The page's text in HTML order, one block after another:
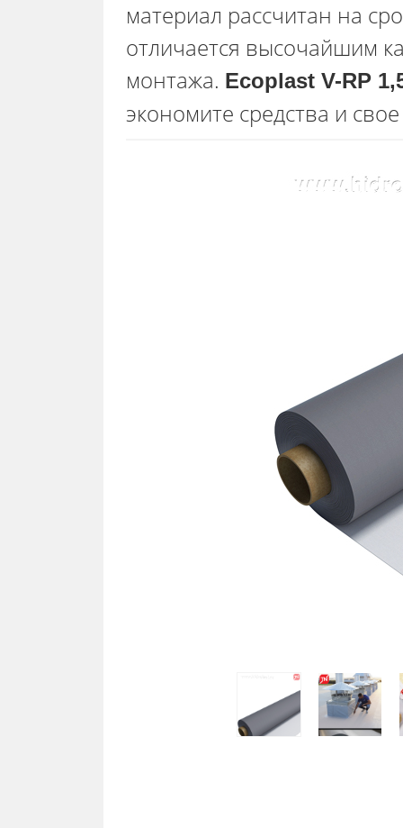
материал рассчитан на
отличается высочайшим
монтажа. Ecoplast V-RP
экономите средства и